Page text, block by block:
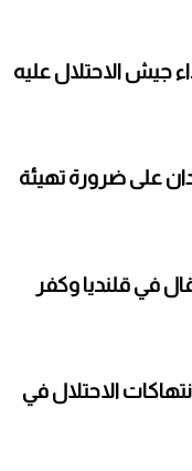
جيش الاحتلال عليه
على ضرورة تهيئة
في قلنديا وكفر
الاحتلال في